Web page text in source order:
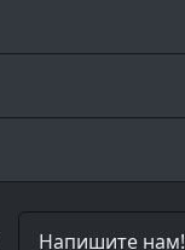
Напишите нам!